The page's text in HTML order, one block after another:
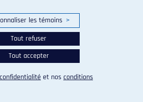
l'Université de Montréal. Tous droits
réservés.
des témoins
les témoins >
Tout refuser
Tout accepter
et nos conditions